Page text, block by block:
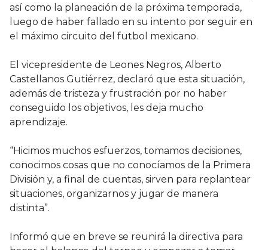
así como la planeación de la próxima temporada,
luego de haber fallado en su intento por seguir en
el máximo circuito del futbol mexicano.
El vicepresidente de Leones Negros, Alberto
Castellanos Gutiérrez, declaró que esta situación,
además de tristeza y frustración por no haber
conseguido los objetivos, les deja mucho
aprendizaje.
“Hicimos muchos esfuerzos, tomamos decisiones,
conocimos cosas que no conocíamos de la Primera
División y, a final de cuentas, sirven para replantear
situaciones, organizarnos y jugar de manera
distinta”.
Informó que en breve se reunirá la directiva para